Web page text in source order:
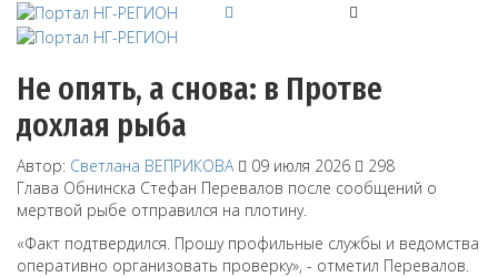
Не опять, а снова: в Протве
дохлая рыба
Автор: Светлана ВЕПРИКОВА 09 июля 2026
298
Глава Обнинска Стефан Перевалов после сообщений о
мертвой рыбе отправился на плотину.
«Факт подтвердился. Прошу профильные службы и ведомства
оперативно организовать проверку», - отметил Перевалов.